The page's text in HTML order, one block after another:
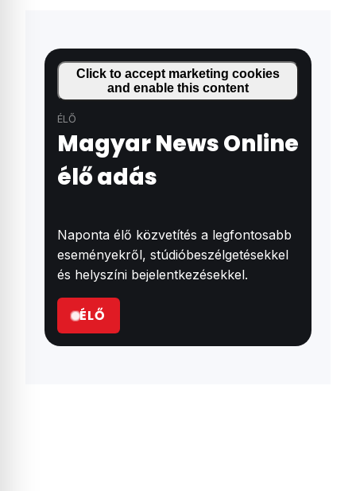
Click to accept marketing cookies
and enable this content
ÉLŐ
Magyar News Online
élő adás
Naponta élő közvetítés a legfontosabb
eseményekről, stúdióbeszélgetésekkel
és helyszíni bejelentkezésekkel.
ÉLŐ